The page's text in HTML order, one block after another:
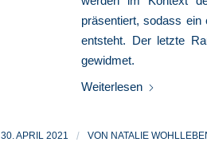
präsentiert, sodass
entsteht. Der letzte
gewidmet.
Weiterlesen
30. APRIL 2021 / VON NATALIE